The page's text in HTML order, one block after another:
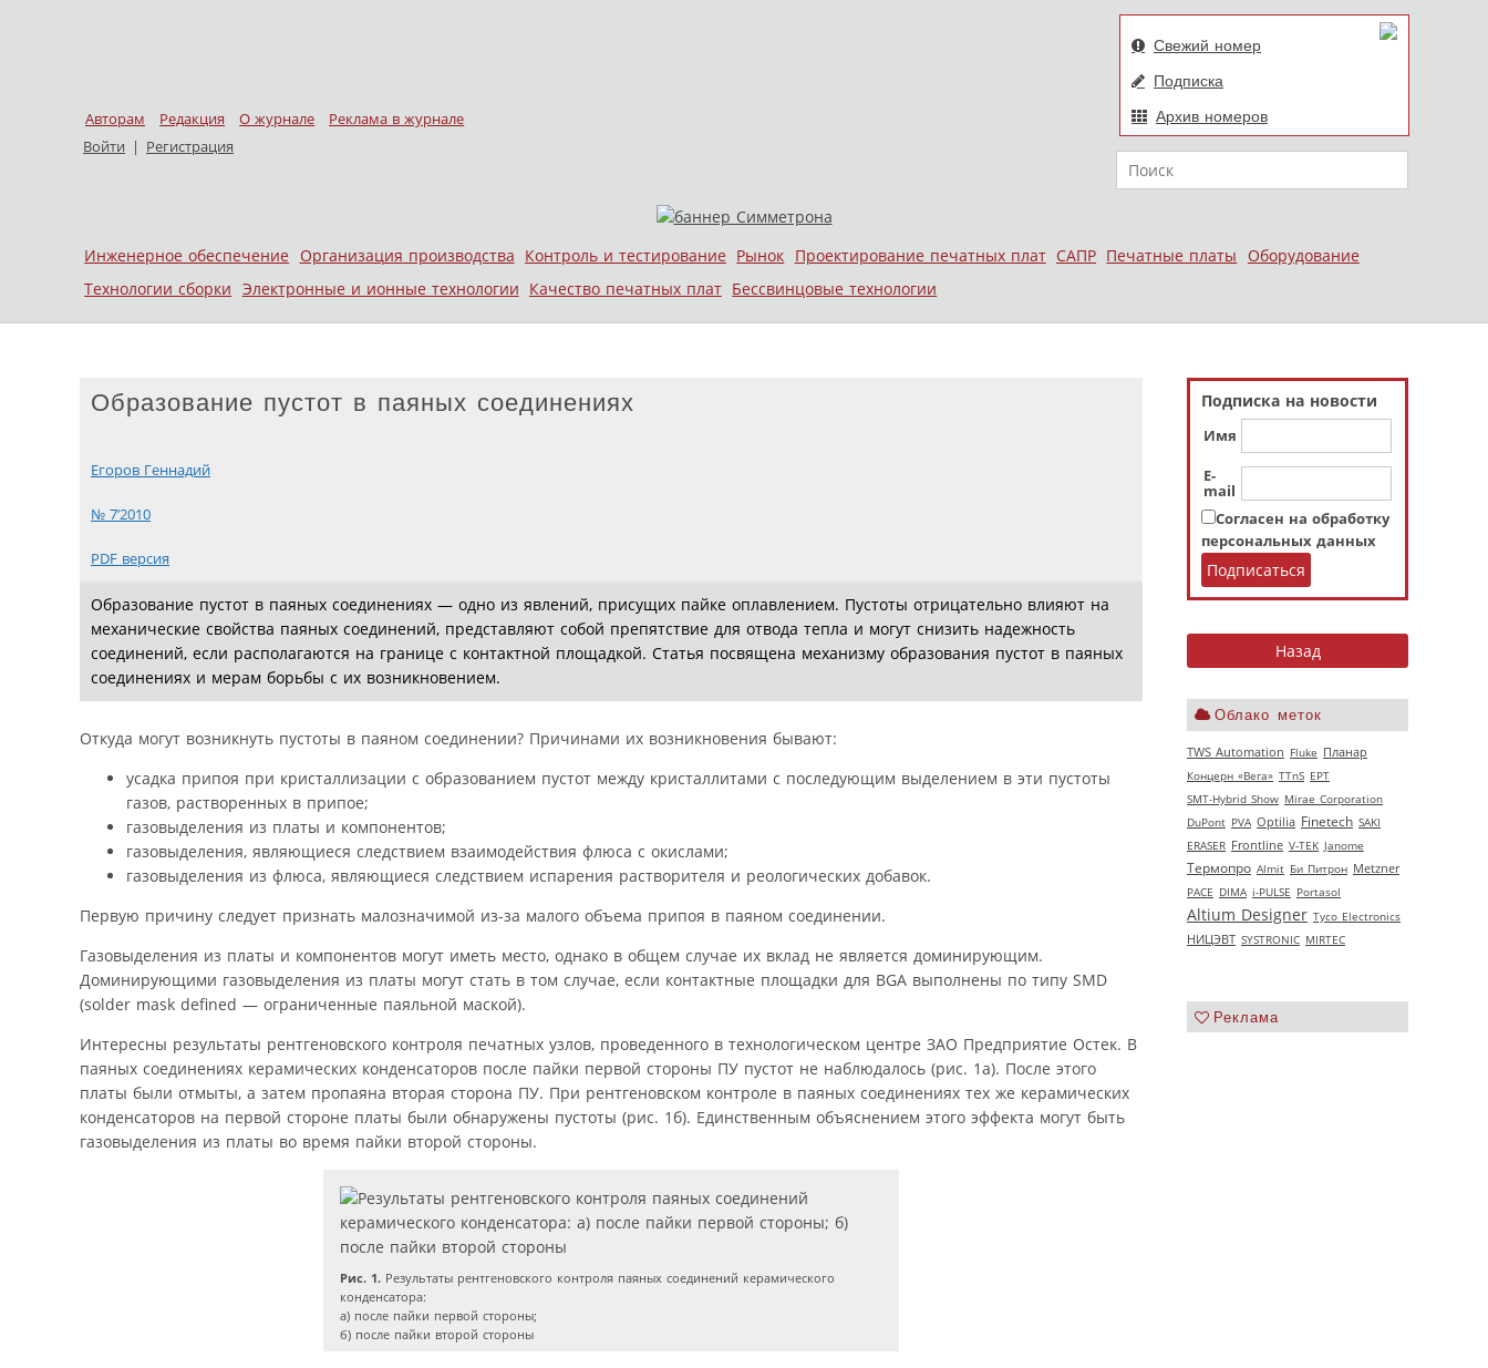
Авторам Редакция О журнале
Реклама в журнале
Войти | Регистрация
Свежий номер
Подписка
Архив номеров
Поиск
Меню
Skip to content
Инженерное обеспечение Организация производства Контроль и тестирование Рынок Проектирование печатных плат САПР Печатные платы
Оборудование
Технологии сборки Электронные и ионные технологии Качество печатных плат Бессвинцовые технологии
Подписка на новости
Имя
E-
mail
Согласен на обработку
персональных данных
Облако меток
TWS Automation Fluke Планар
Концерн «Вега» TTnS EPT
SMT-Hybrid Show Mirae Corporation
DuPont PVA Optilia Finetech SAKI
ERASER Frontline V‑TEK Janome
Термопро Almit Би Питрон Metzner
РАСЕ DIMA i-PULSE Portasol
Altium Designer Tyco Electronics
НИЦЭВТ SYSTRONIC MIRTEC
Реклама
Образование пустот в паяных соединениях
Егоров Геннадий
№ 7’2010
PDF версия
Образование пустот в паяных соединениях — одно из явлений, присущих пайке оплавлением. Пустоты отрицательно влияют на
механические свойства паяных соединений, представляют собой препятствие для отвода тепла и могут снизить надежность
соединений, если располагаются на границе с контактной площадкой. Статья посвящена механизму образования пустот в паяных
соединениях и мерам борьбы с их возникновением.
Откуда могут возникнуть пустоты в паяном соединении? Причинами их возникновения бывают:
усадка припоя при кристаллизации с образованием пустот между кристаллитами с последующим выделением в эти пустоты
газов, растворенных в припое;
газовыделения из платы и компонентов;
газовыделения, являющиеся следствием взаимодействия флюса с окислами;
газовыделения из флюса, являющиеся следствием испарения растворителя и реологических добавок.
Первую причину следует признать малозначимой из-за малого объема припоя в паяном соединении.
Газовыделения из платы и компонентов могут иметь место, однако в общем случае их вклад не является доминирующим.
Доминирующими газовыделения из платы могут стать в том случае, если контактные площадки для BGA выполнены по типу SMD
(solder mask defined — ограниченные паяльной маской).
Интересны результаты рентгеновского контроля печатных узлов, проведенного в технологическом центре ЗАО Предприятие Остек. В
паяных соединениях керамических конденсаторов после пайки первой стороны ПУ пустот не наблюдалось (рис. 1а). После этого
платы были отмыты, а затем пропаяна вторая сторона ПУ. При рентгеновском контроле в паяных соединениях тех же керамических
конденсаторов на первой стороне платы были обнаружены пустоты (рис. 1б). Единственным объяснением этого эффекта могут быть
газовыделения из платы во время пайки второй стороны.
Рис. 1. Результаты рентгеновского контроля паяных соединений керамического
конденсатора:
а) после пайки первой стороны;
б) после пайки второй стороны